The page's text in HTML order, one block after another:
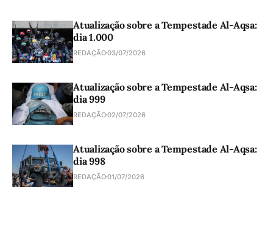
Atualização sobre a Tempestade Al-Aqsa:
dia 1.000
REDAÇÃO03/07/2026
Atualização sobre a Tempestade Al-Aqsa:
dia 999
REDAÇÃO02/07/2026
Atualização sobre a Tempestade Al-Aqsa:
dia 998
REDAÇÃO01/07/2026